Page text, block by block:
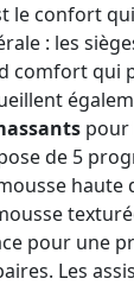
le confort
: les
comfort qui
pour
de 5
haute
pour une
Les